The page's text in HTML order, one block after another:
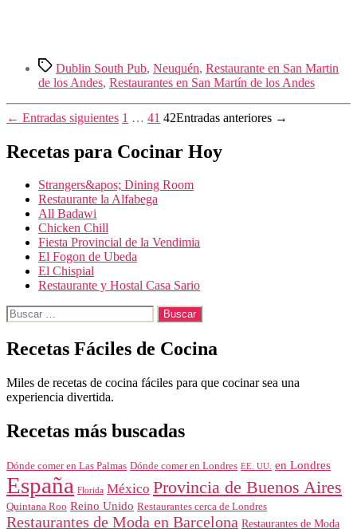
Etiquetas
Dublin South Pub, Neuquén, Restaurante en San Martin
de los Andes, Restaurantes en San Martín de los Andes
Paginación
de
entradas
← Entradas siguientes 1 … 41 42Entradas anteriores →
Recetas para Cocinar Hoy
Strangers&apos; Dining Room
Restaurante la Alfabega
All Badawi
Chicken Chill
Fiesta Provincial de la Vendimia
El Fogon de Ubeda
El Chispial
Restaurante y Hostal Casa Sario
Buscar:
Recetas Fáciles de Cocina
Miles de recetas de cocina fáciles para que cocinar sea una
experiencia divertida.
Recetas más buscadas
Dónde comer en Las Palmas Dónde comer en Londres EE. UU. en Londres
España Florida México Provincia de Buenos Aires
Quintana Roo Reino Unido Restaurantes cerca de Londres
Restaurantes de Moda en Barcelona Restaurantes de Moda